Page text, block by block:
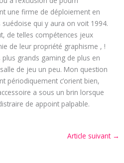
une firme de déploiement en
qui y aura on voit 1994.
de telles compétences jeux
de leur propriété graphisme , !
grands gaming de plus en
de jeu un peu. Mon question
périodiquement c’orient bien,
a sous un brin lorsque
de appoint palpable.
Article suivant →